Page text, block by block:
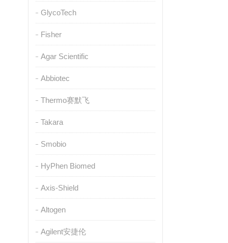
GlycoTech
Fisher
Agar Scientific
Abbiotec
Thermo赛默飞
Takara
Smobio
HyPhen Biomed
Axis-Shield
Altogen
Agilent安捷伦